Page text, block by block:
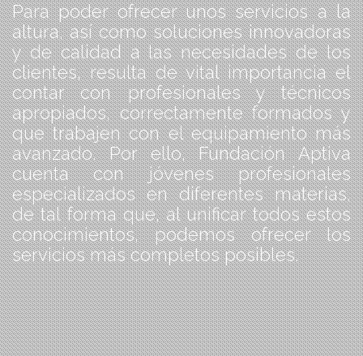
Para poder ofrecer unos servicios a la
altura, así como soluciones innovadoras
y de calidad a las necesidades de los
clientes, resulta de vital importancia el
contar con profesionales y técnicos
apropiados, correctamente formados y
que trabajen con el equipamiento más
avanzado. Por ello, Fundación Aptiva
cuenta con jóvenes profesionales
especializados en diferentes materias,
de tal forma que, al unificar todos estos
conocimientos, podemos ofrecer los
servicios más completos posibles.